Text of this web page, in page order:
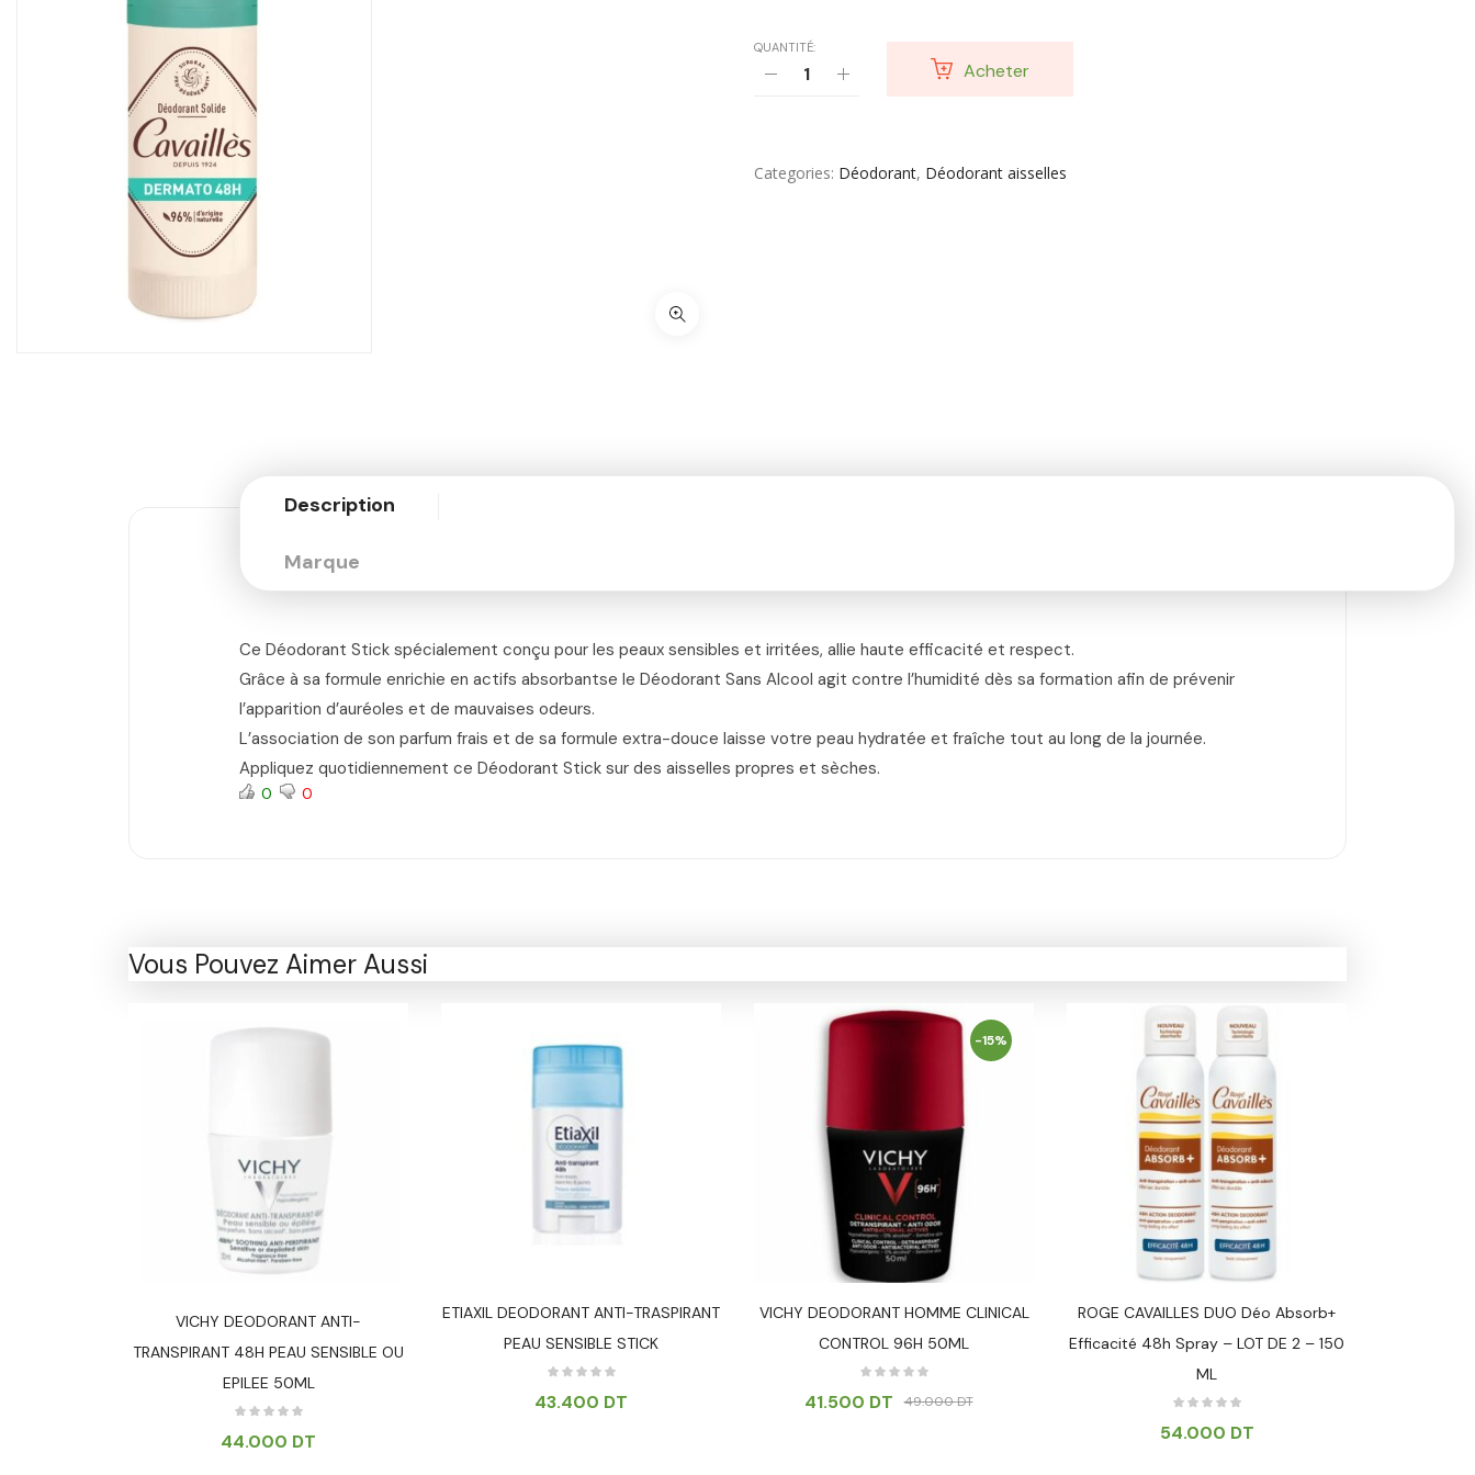
QUANTITÉ:
Acheter
Categories Déodorant, Déodorant aisselles
Description
Marque
Ce Déodorant Stick spécialement conçu pour les peaux sensibles et irritées, allie haute efficacité et respect.
Grâce à sa formule enrichie en actifs absorbantse le Déodorant Sans Alcool agit contre l’humidité dès sa formation afin de prévenir
l’apparition d’auréoles et de mauvaises odeurs.
L’association de son parfum frais et de sa formule extra-douce laisse votre peau hydratée et fraîche tout au long de la journée.
Appliquez quotidiennement ce Déodorant Stick sur des aisselles propres et sèches.
0 0
Vous Pouvez Aimer Aussi
VICHY DEODORANT ANTI-
TRANSPIRANT 48H PEAU SENSIBLE OU
EPILEE 50ML
44.000 DT
ETIAXIL DEODORANT ANTI-TRASPIRANT
PEAU SENSIBLE STICK
43.400 DT
-15%
VICHY DEODORANT HOMME CLINICAL
CONTROL 96H 50ML
49.000DT
41.500 DT
ROGE CAVAILLES DUO Déo Absorb+
Efficacité 48h Spray – LOT DE 2 – 150
ML
54.000 DT